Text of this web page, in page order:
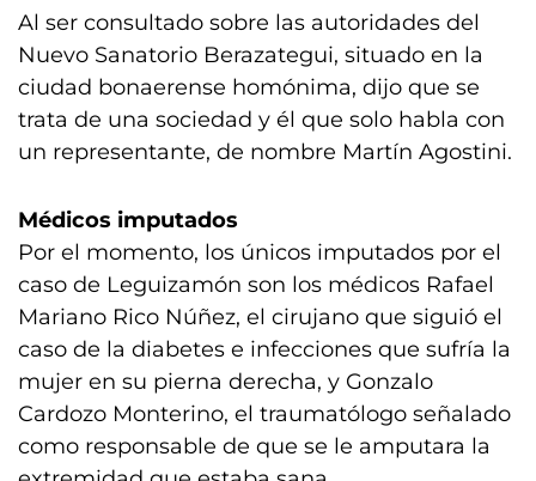
Al ser consultado sobre las autoridades del
Nuevo Sanatorio Berazategui, situado en la
ciudad bonaerense homónima, dijo que se
trata de una sociedad y él que solo habla con
un representante, de nombre Martín Agostini.
Médicos imputados
Por el momento, los únicos imputados por el
caso de Leguizamón son los médicos Rafael
Mariano Rico Núñez, el cirujano que siguió el
caso de la diabetes e infecciones que sufría la
mujer en su pierna derecha, y Gonzalo
Cardozo Monterino, el traumatólogo señalado
como responsable de que se le amputara la